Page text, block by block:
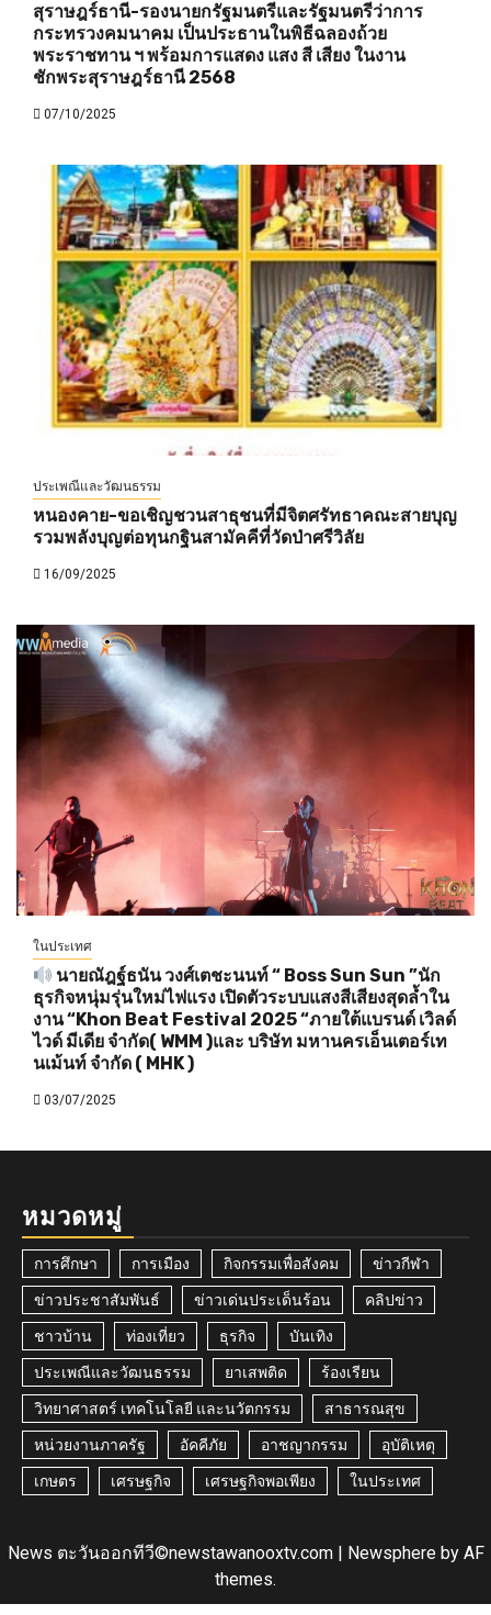
สุราษฎร์ธานี-รองนายกรัฐมนตรีและรัฐมนตรีว่าการ
กระทรวงคมนาคม เป็นประธานในพิธีฉลองถ้วย
พระราชทาน ฯ พร้อมการแสดง แสง สี เสียง ในงาน
ชักพระสุราษฎร์ธานี 2568
07/10/2025
ประเพณีและวัฒนธรรม
หนองคาย-ขอเชิญชวนสาธุชนที่มีจิตศรัทธาคณะสายบุญ
รวมพลังบุญต่อทุนกฐินสามัคคีที่วัดป่าศรีวิลัย
16/09/2025
ในประเทศ
นายณัฎฐ์ธนัน วงศ์เตชะนนท์ “ Boss Sun Sun ”นัก
ธุรกิจหนุ่มรุ่นใหม่ไฟแรง เปิดตัวระบบแสงสีเสียงสุดล้ำใน
งาน “Khon Beat Festival 2025 “ภายใต้แบรนด์ เวิลด์
ไวด์ มีเดีย จำกัด( WMM )และ บริษัท มหานครเอ็นเตอร์เท
นเม้นท์ จำกัด ( MHK )
03/07/2025
หมวดหมู่
การศึกษา การเมือง กิจกรรมเพื่อสังคม ข่าวกีฬา
ข่าวประชาสัมพันธ์ ข่าวเด่นประเด็นร้อน คลิปข่าว
ชาวบ้าน ท่องเที่ยว ธุรกิจ บันเทิง
ประเพณีและวัฒนธรรม ยาเสพติด ร้องเรียน
วิทยาศาสตร์ เทคโนโลยี และนวัตกรรม สาธารณสุข
หน่วยงานภาครัฐ อัคคีภัย อาชญากรรม อุบัติเหตุ
เกษตร เศรษฐกิจ เศรษฐกิจพอเพียง ในประเทศ
News ตะวันออกทีวี©newstawanooxtv.com | Newsphereby AF
themes.